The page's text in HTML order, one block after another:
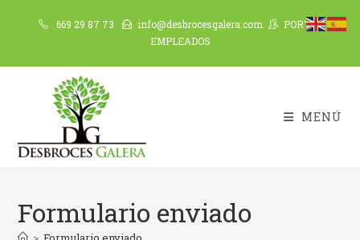
669 29 87 73 info@desbrocesgalera.com
PORTAL
EMPLEADOS
MENÚ
Formulario enviado